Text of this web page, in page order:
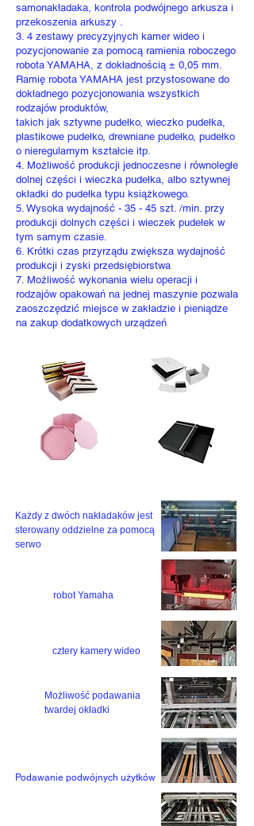
samonakładaka, kontrola podwójnego arkusza i
przekoszenia arkuszy .
3. 4 zestawy precyzyjnych kamer wideo i
pozycjonowanie za pomocą ramienia roboczego
robota YAMAHA, z dokładnością ± 0,05 mm.
Ramię robota YAMAHA jest przystosowane do
dokładnego pozycjonowania wszystkich
rodzajów produktów,
takich jak sztywne pudełko, wieczko pudełka,
plastikowe pudełko, drewniane pudełko, pudełko
o nieregularnym kształcie itp.
4. Możliwość produkcji jednoczesne i równoległe
dolnej części i wieczka pudełka, albo sztywnej
okładki do pudełka typu książkowego.
5. Wysoka wydajność - 35 - 45 szt. /min. przy
produkcji dolnych części i wieczek pudełek w
tym samym czasie.
6. Krótki czas przyrządu zwiększa wydajność
produkcji i zyski przedsiębiorstwa
7. Możliwość wykonania wielu operacji i
rodzajów opakowań na jednej maszynie pozwala
zaoszczędzić miejsce w zakładzie i pieniądze
na zakup dodatkowych urządzeń
​​​Każdy z dwóch nakładaków jest
sterowany oddzielne za pomocą
serwo
robot Yamaha
cztery kamery wideo
Możliwość podawania
twardej okładki
Podawanie podwójnych użytków